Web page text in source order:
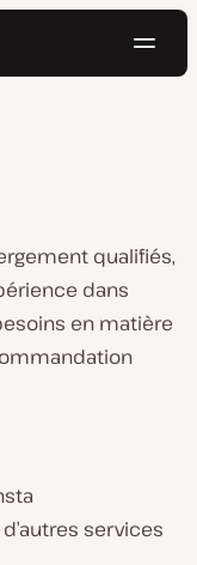
qualifiés,
dans
en matière
services